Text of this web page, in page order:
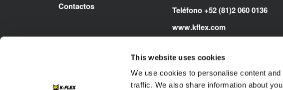
This website uses cookies
We use cookies to personalise content
traffic. We also share information about
Contactos
Teléfono +52 (81)2 060 0136
www.kflex.com